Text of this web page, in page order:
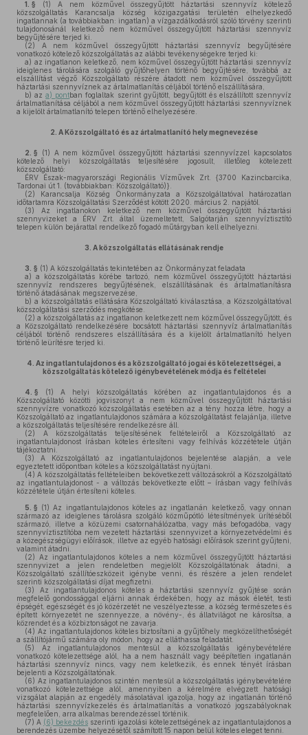
1. § (1) A nem közművel összegyűjtött háztartási szennyvíz kötelező
közszolgáltatás Karancsalja község közigazgatási területén elhelyezkedő
ingatlannak (a továbbiakban: ingatlan) a vízgazdálkodásról szóló törvény szerinti
tulajdonosánál keletkező nem közművel összegyűjtött háztartási szennyvíz
begyűjtésére terjed ki.
(2) A nem közművel összegyűjtött háztartási szennyvíz begyűjtésére
vonatkozó kötelező közszolgáltatás az alábbi tevékenységekre terjed ki:
a) az ingatlanon keletkező, nem közművel összegyűjtött háztartási szennyvíz
ideiglenes tárolására szolgáló gyűjtőhelyen történő begyűjtésére, továbbá az
elszállítást végző Közszolgáltató részére átadott nem közművel összegyűjtött
háztartási szennyvíznek az ártalmatlanítás céljából történő elszállítására,
b) aza) pontban foglaltak szerint gyűjtött, begyűjtött és elszállított szennyvíz
ártalmatlanítása céljából a nem közművel összegyűjtött háztartási szennyvíznek
a kijelölt ártalmatlanító telepen történő elhelyezésére.
2. A Közszolgáltató és az ártalmatlanító hely megnevezése
2. § (1) A nem közművel összegyűjtött háztartási szennyvízzel kapcsolatos
kötelező helyi közszolgáltatás teljesítésére jogosult, illetőleg kötelezett
közszolgáltató:
ÉRV Észak-magyarországi Regionális Vízművek Zrt. {3700 Kazincbarcika,
Tardonai út 1. (továbbiakban: Közszolgáltató)}.
(2) Karancsalja Község Önkormányzata a Közszolgáltatóval határozatlan
időtartamra Közszolgáltatási Szerződést kötött 2020. március 2. napjától.
(3) Az ingatlanokon keletkező nem közművel összegyűjtött háztartási
szennyvizeket a ÉRV Zrt. által üzemeltetett, Salgótarján szennyvíztisztító
telepen külön bejárattal rendelkező fogadó műtárgyban kell elhelyezni.
3. A közszolgáltatás ellátásának rendje
3. § (1) A közszolgáltatás tekintetében az Önkormányzat feladata
a) a közszolgáltatás körébe tartozó, nem közművel összegyűjtött háztartási
szennyvíz rendszeres begyűjtésének, elszállításának és ártalmatlanításra
történő átadásának megszervezése,
b) a közszolgáltatás ellátására Közszolgáltató kiválasztása, a Közszolgáltatóval
közszolgáltatási szerződés megkötése.
(2) a közszolgáltatás az ingatlanon keletkezett nem közművel összegyűjtött, és
a Közszolgáltató rendelkezésére bocsátott háztartási szennyvíz ártalmatlanítás
céljából történő rendszeres elszállítására és a kijelölt ártalmatlanító helyen
történő leürítésre terjed ki.
4. Az ingatlantulajdonos és a közszolgáltató jogai és kötelezettségei, a
közszolgáltatás kötelező igénybevételének módja és feltételei
4. § (1) A helyi közszolgáltatás körében az ingatlantulajdonos és a
Közszolgáltató közötti jogviszonyt a nem közművel összegyűjtött háztartási
szennyvízre vonatkozó közszolgáltatás esetében az a tény hozza létre, hogy a
Közszolgáltató az ingatlantulajdonos számára a közszolgáltatást felajánlja, illetve
a közszolgáltatás teljesítésére rendelkezésre áll.
(2) A közszolgáltatás teljesítésének feltételeiről a Közszolgáltató az
ingatlantulajdonost írásban köteles értesíteni vagy felhívás közzététele útján
tájékoztatni.
(3) A Közszolgáltató az ingatlantulajdonos bejelentése alapján, a vele
egyeztetett időpontban köteles a közszolgáltatást nyújtani.
(4) A közszolgáltatás feltételeiben bekövetkezett változásokról a Közszolgáltató
az ingatlantulajdonost - a változás bekövetkezte előtt – írásban vagy felhívás
közzététele útján értesíteni köteles.
5. § (1) Az ingatlantulajdonos köteles az ingatlanán keletkező, vagy onnan
származó az ideiglenes tárolásra szolgáló közműpótló létesítmények ürítéséből
származó, illetve a közüzemi csatornahálózatba, vagy más befogadóba, vagy
szennyvíztisztítóba nem vezetett háztartási szennyvizet a környezetvédelmi és
a közegészségügyi előírások, illetve az egyéb hatósági előírások szerint gyűjteni,
valamint átadni.
(2) Az ingatlantulajdonos köteles a nem közművel összegyűjtött háztartási
szennyvizet a jelen rendeletben megjelölt Közszolgáltatónak átadni, a
Közszolgáltató szállítóeszközeit igénybe venni, és részére a jelen rendelet
szerinti közszolgáltatási díjat megfizetni.
(3) Az ingatlantulajdonos köteles a háztartási szennyvíz gyűjtése során
megfelelő gondossággal eljárni annak érdekében, hogy az mások életét, testi
épségét, egészségét és jó közérzetét ne veszélyeztesse, a község természetes és
épített környezetét ne szennyezze, a növény-, és állatvilágot ne károsítsa, a
közrendet és a közbiztonságot ne zavarja.
(4) Az ingatlantulajdonos köteles biztosítani a gyűjtőhely megközelíthetőségét
a szállítójármű számára oly módon, hogy az elláthassa feladatát.
(5) Az ingatlantulajdonos mentesül a közszolgáltatás igénybevételére
vonatkozó kötelezettsége alól, ha a nem használt vagy beépítetlen ingatlanán
háztartási szennyvíz nincs, vagy nem keletkezik, és ennek tényét írásban
bejelenti a Közszolgáltatónak.
(6) Az ingatlantulajdonos szintén mentesül a közszolgáltatás igénybevételére
vonatkozó kötelezettsége alól, amennyiben a kérelmére elvégzett hatósági
vizsgálat alapján az engedély másolatával igazolja, hogy az ingatlanán történő
háztartási szennyvízkezelés és ártalmatlanítás a vonatkozó jogszabályoknak
megfelelően, arra alkalmas berendezéssel történik.
(7) A (6) bekezdés szerinti igazolási kötelezettségének az ingatlantulajdonos a
berendezés üzembe helyezésétől számított 15 napon belül köteles eleget tenni.